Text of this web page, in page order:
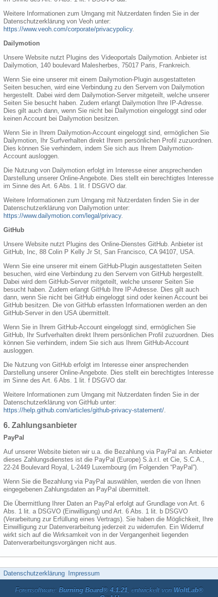
Weitere Informationen zum Umgang mit Nutzerdaten finden Sie in der
Datenschutzerklärung von Veoh unter:
https://www.veoh.com/corporate/privacypolicy.
Dailymotion
Unsere Website nutzt Plugins des Videoportals Dailymotion. Anbieter ist
Dailymotion, 140 boulevard Malesherbes, 75017 Paris, Frankreich.
Wenn Sie eine unserer mit einem Dailymotion-Plugin ausgestatteten
Seiten besuchen, wird eine Verbindung zu den Servern von Dailymotion
hergestellt. Dabei wird dem Dailymotion-Server mitgeteilt, welche unserer
Seiten Sie besucht haben. Zudem erlangt Dailymotion Ihre IP-Adresse.
Dies gilt auch dann, wenn Sie nicht bei Dailymotion eingeloggt sind oder
keinen Account bei Dailymotion besitzen.
Wenn Sie in Ihrem Dailymotion-Account eingeloggt sind, ermöglichen Sie
Dailymotion, Ihr Surfverhalten direkt Ihrem persönlichen Profil zuzuordnen.
Dies können Sie verhindern, indem Sie sich aus Ihrem Dailymotion-
Account ausloggen.
Die Nutzung von Dailymotion erfolgt im Interesse einer ansprechenden
Darstellung unserer Online-Angebote. Dies stellt ein berechtigtes Interesse
im Sinne des Art. 6 Abs. 1 lit. f DSGVO dar.
Weitere Informationen zum Umgang mit Nutzerdaten finden Sie in der
Datenschutzerklärung von Dailymotion unter:
https://www.dailymotion.com/legal/privacy.
GitHub
Unsere Website nutzt Plugins des Online-Dienstes GitHub. Anbieter ist
GitHub, Inc, 88 Colin P Kelly Jr St, San Francisco, CA 94107, USA.
Wenn Sie eine unserer mit einem GitHub-Plugin ausgestatteten Seiten
besuchen, wird eine Verbindung zu den Servern von GitHub hergestellt.
Dabei wird dem GitHub-Server mitgeteilt, welche unserer Seiten Sie
besucht haben. Zudem erlangt GitHub Ihre IP-Adresse. Dies gilt auch
dann, wenn Sie nicht bei GitHub eingeloggt sind oder keinen Account bei
GitHub besitzen. Die von GitHub erfassten Informationen werden an den
GitHub-Server in den USA übermittelt.
Wenn Sie in Ihrem GitHub-Account eingeloggt sind, ermöglichen Sie
GitHub, Ihr Surfverhalten direkt Ihrem persönlichen Profil zuzuordnen. Dies
können Sie verhindern, indem Sie sich aus Ihrem GitHub-Account
ausloggen.
Die Nutzung von GitHub erfolgt im Interesse einer ansprechenden
Darstellung unserer Online-Angebote. Dies stellt ein berechtigtes Interesse
im Sinne des Art. 6 Abs. 1 lit. f DSGVO dar.
Weitere Informationen zum Umgang mit Nutzerdaten finden Sie in der
Datenschutzerklärung von GitHub unter:
https://help.github.com/articles/github-privacy-statement/
6. Zahlungsanbieter
PayPal
Auf unserer Website bieten wir u.a. die Bezahlung via PayPal an. Anbieter
dieses Zahlungsdienstes ist die PayPal (Europe) S.à.r.l. et Cie, S.C.A.,
22-24 Boulevard Royal, L-2449 Luxembourg (im Folgenden “PayPal”).
Wenn Sie die Bezahlung via PayPal auswählen, werden die von Ihnen
eingegebenen Zahlungsdaten an PayPal übermittelt.
Die Übermittlung Ihrer Daten an PayPal erfolgt auf Grundlage von Art. 6
Abs. 1 lit. a DSGVO (Einwilligung) und Art. 6 Abs. 1 lit. b DSGVO
(Verarbeitung zur Erfüllung eines Vertrags). Sie haben die Möglichkeit, Ihre
Einwilligung zur Datenverarbeitung jederzeit zu widerrufen. Ein Widerruf
wirkt sich auf die Wirksamkeit von in der Vergangenheit liegenden
Datenverarbeitungsvorgängen nicht aus.
Datenschutzerklärung Impressum
Forensoftware: Burning Board® 4.1.21, entwickelt von WoltLab®